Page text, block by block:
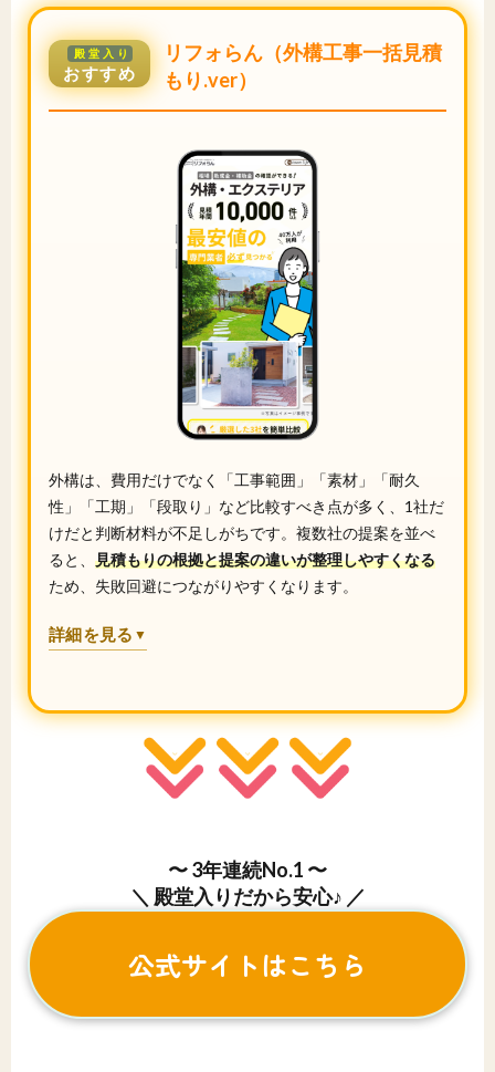
殿堂入り
おすすめ
リフォらん（外構工事一括見積
もり.ver）
外構は、費用だけでなく「工事範囲」「素材」「耐久
性」「工期」「段取り」など比較すべき点が多く、1社だ
けだと判断材料が不足しがちです。複数社の提案を並べ
ると、 見積もりの根拠と提案の違いが整理しやすくなる
ため、失敗回避につながりやすくなります。
詳細を見る ▼
〜 3年連続No.1 〜
＼ 殿堂入りだから安心♪ ／
公式サイトはこちら